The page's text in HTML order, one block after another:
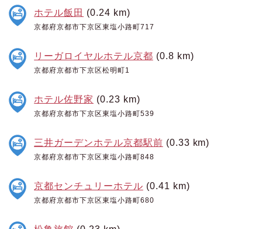
ホテル飯田 (0.24 km)
京都府京都市下京区東塩小路町717
リーガロイヤルホテル京都 (0.8 km)
京都府京都市下京区松明町1
ホテル佐野家 (0.23 km)
京都府京都市下京区東塩小路町539
三井ガーデンホテル京都駅前 (0.33 km)
京都府京都市下京区東塩小路町848
京都センチュリーホテル (0.41 km)
京都府京都市下京区東塩小路町680